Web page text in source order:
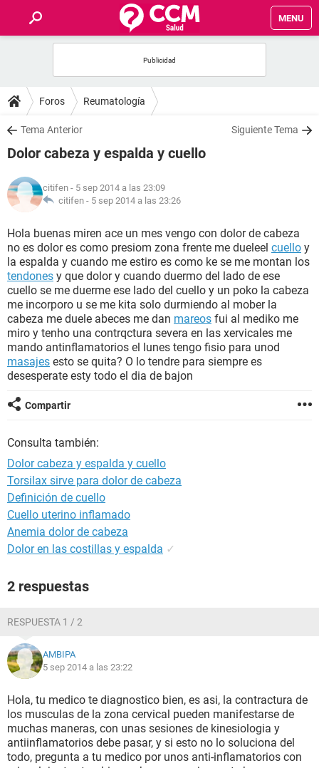
MENU
FOROS
SALUD
NUTRICIÓN
BIENESTAR
SEXUALIDAD
GLOSARIO
Foros Reumatología
Tema Anterior Siguiente Tema
Dolor cabeza y espalda y cuello
citifen - 5 sep 2014 a las 23:09
citifen - 5 sep 2014 a las 23:26
Hola buenas miren ace un mes vengo con dolor de cabeza
no es dolor es como presiom zona frente me dueleel cuello y
la espalda y cuando me estiro es como ke se me montan los
tendones y que dolor y cuando duermo del lado de ese
cuello se me duerme ese lado del cuello y un poko la cabeza
me incorporo u se me kita solo durmiendo al mober la
cabeza me duele abeces me dan mareos fui al mediko me
miro y tenho una contrqctura severa en las xervicales me
mando antinflamatorios el lunes tengo fisio para unod
masajes esto se quita? O lo tendre para siempre es
desesperate esty todo el dia de bajon
Compartir
Consulta también:
Dolor cabeza y espalda y cuello
Torsilax sirve para dolor de cabeza
Definición de cuello
Cuello uterino inflamado
Anemia dolor de cabeza
Dolor en las costillas y espalda ✓
2 respuestas
RESPUESTA 1 / 2
AMBIPA
5 sep 2014 a las 23:22
Hola, tu medico te diagnostico bien, es asi, la contractura de
los musculas de la zona cervical pueden manifestarse de
muchas maneras, con unas sesiones de kinesiologia y
antiinflamatorios debe pasar, y si esto no lo soluciona del
todo, pregunta a tu medico por unos anti-inflamatorios con